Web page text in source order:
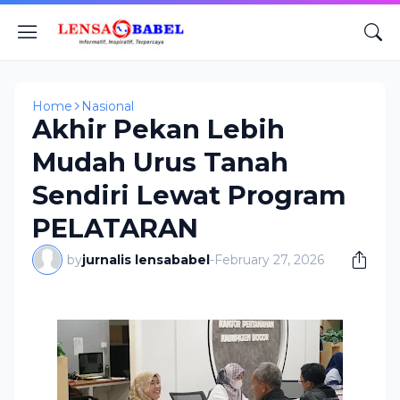
Home Nasional
Akhir Pekan Lebih
Mudah Urus Tanah
Sendiri Lewat Program
PELATARAN
byjurnalis lensababel-February 27, 2026